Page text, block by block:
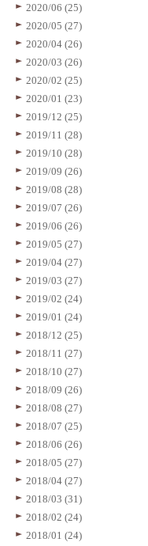
2020/06 (25)
2020/05 (27)
2020/04 (26)
2020/03 (26)
2020/02 (25)
2020/01 (23)
2019/12 (25)
2019/11 (28)
2019/10 (28)
2019/09 (26)
2019/08 (28)
2019/07 (26)
2019/06 (26)
2019/05 (27)
2019/04 (27)
2019/03 (27)
2019/02 (24)
2019/01 (24)
2018/12 (25)
2018/11 (27)
2018/10 (27)
2018/09 (26)
2018/08 (27)
2018/07 (25)
2018/06 (26)
2018/05 (27)
2018/04 (27)
2018/03 (31)
2018/02 (24)
2018/01 (24)